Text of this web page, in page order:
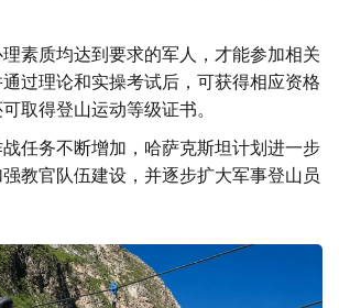
素质均达到要求的军人，才能参加相关
过理论和实操考试后，可获得相应资格
取得登山运动等级证书。
任务不断增加，哈萨克斯坦计划进一步
教官队伍建设，并逐步扩大军事登山员